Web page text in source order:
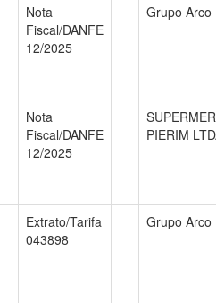
Nota
Fiscal/DANFE
12/2025
Grupo Arco
Nota
Fiscal/DANFE
12/2025
PIERIM
Extrato/Tarifa
043898
Grupo Arco